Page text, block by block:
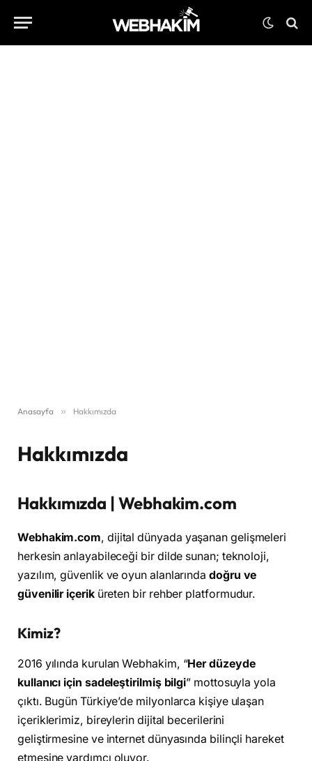
Anasayfa » Hakkımızda
Hakkımızda
Hakkımızda | Webhakim.com
Webhakim.com, dijital dünyada yaşanan gelişmeleri
herkesin anlayabileceği bir dilde sunan; teknoloji,
yazılım, güvenlik ve oyun alanlarında doğru ve
güvenilir içeriküreten bir rehber platformudur.
Kimiz?
2016 yılında kurulan Webhakim, “Her düzeyde
kullanıcı için sadeleştirilmiş bilgi” mottosuyla yola
çıktı. Bugün Türkiye’de milyonlarca kişiye ulaşan
içeriklerimiz, bireylerin dijital becerilerini
geliştirmesine ve internet dünyasında bilinçli hareket
etmesine yardımcı oluyor.